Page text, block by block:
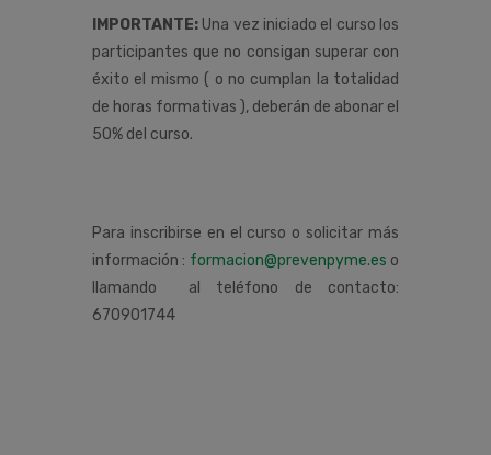
IMPORTANTE: Una vez iniciado el curso los
participantes que no consigan superar con
éxito el mismo ( o no cumplan la totalidad
de horas formativas ), deberán de abonar el
50% del curso.
Para inscribirse en el curso o solicitar más
información : formacion@prevenpyme.es o
llamando al teléfono de contacto:
670901744